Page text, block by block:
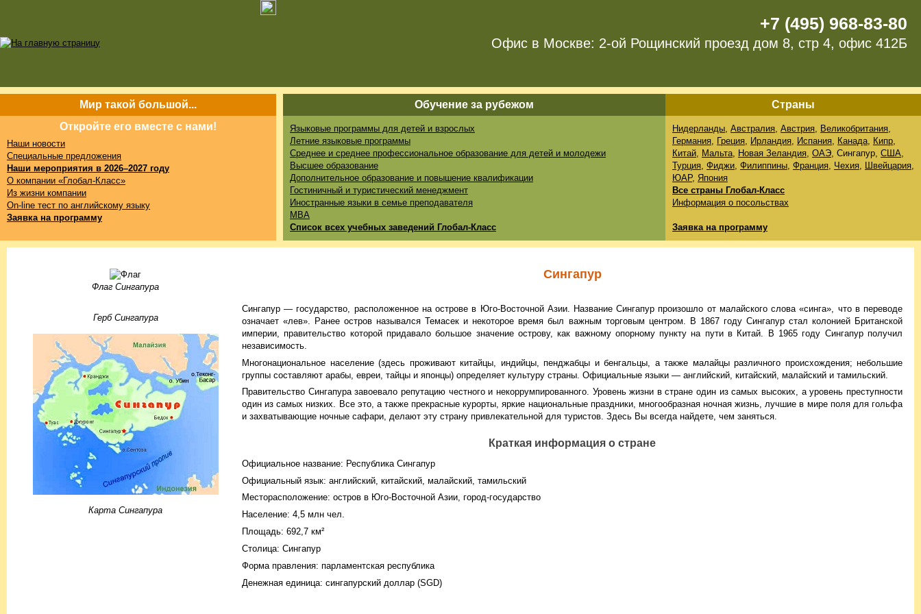
+7 (495) 968-83-80
Офис в Москве: 2-ой Рощинский проезд дом 8, стр 4, офис 412Б
Мир такой большой...
Откройте его вместе с нами!
Наши новости
Специальные предложения
Наши мероприятия в 2026–2027 году
О компании «Глобал-Класс»
Из жизни компании
On-line тест по английскому языку
Заявка на программу
Обучение за рубежом Страны
Языковые программы для детей и взрослых
Летние языковые программы
Среднее и среднее профессиональное образование для детей и молодежи
Высшее образование
Дополнительное образование и повышение квалификации
Гостиничный и туристический менеджмент
Иностранные языки в семье преподавателя
MBA
Список всех учебных заведений Глобал-Класс
Нидерланды, Австралия, Австрия, Великобритания,
Германия, Греция, Ирландия, Испания, Канада, Кипр,
Китай, Мальта, Новая Зеландия, ОАЭ, Сингапур, США,
Турция, Фиджи, Филиппины, Франция, Чехия, Швейцария,
ЮАР, Япония
Все страны Глобал-Класс
Информация о посольствах
Заявка на программу
Флаг Сингапура
Герб Сингапура
Карта Сингапура
Сингапур
Сингапур — государство, расположенное на острове в Юго-Восточной Азии. Название Сингапур произошло от малайского слова «синга», что в переводе
означает «лев». Ранее остров назывался Темасек и некоторое время был важным торговым центром. В 1867 году Сингапур стал колонией Британской
империи, правительство которой придавало большое значение острову, как важному опорному пункту на пути в Китай. В 1965 году Сингапур получил
независимость.
Многонациональное население (здесь проживают китайцы, индийцы, пенджабцы и бенгальцы, а также малайцы различного происхождения; небольшие
группы составляют арабы, евреи, тайцы и японцы) определяет культуру страны. Официальные языки — английский, китайский, малайский и тамильский.
Правительство Сингапура завоевало репутацию честного и некоррумпированного. Уровень жизни в стране один из самых высоких, а уровень преступности
один из самых низких. Все это, а также прекрасные курорты, яркие национальные праздники, многообразная ночная жизнь, лучшие в мире поля для гольфа
и захватывающие ночные сафари, делают эту страну привлекательной для туристов. Здесь Вы всегда найдете, чем заняться.
Краткая информация о стране
Официальное название: Республика Сингапур
Официальный язык: английский, китайский, малайский, тамильский
Месторасположение: остров в Юго-Восточной Азии, город-государство
Население: 4,5 млн чел.
Площадь: 692,7 км²
Столица: Сингапур
Форма правления: парламентская республика
Денежная единица: сингапурский доллар (SGD)